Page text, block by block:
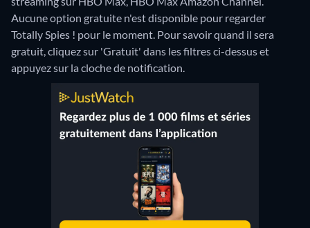
Aucune option gratuite n'est disponible pour regarder
Totally Spies ! pour le moment. Pour savoir quand il sera
gratuit, cliquez sur 'Gratuit' dans les filtres ci-dessus et
appuyez sur la cloche de notification.